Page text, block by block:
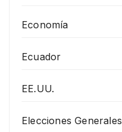
Economía
Ecuador
EE.UU.
Elecciones Generales